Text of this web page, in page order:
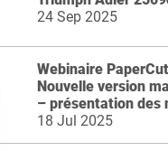
24 Sep 2025
Webinaire
Nouvelle version
– présentation des
18 Jul 2025